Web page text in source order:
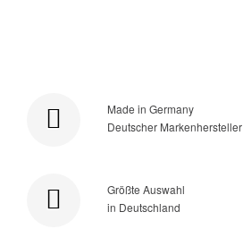
Made in Germany
Deutscher Markenhersteller
Größte Auswahl
in Deutschland